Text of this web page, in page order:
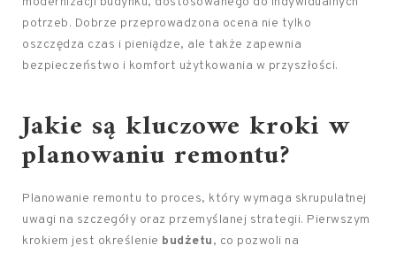
potrzeb. Dobrze przeprowadzona ocena nie tylko
oszczędza czas i pieniądze, ale także zapewnia
bezpieczeństwo i komfort użytkowania w przyszłości.
Jakie są kluczowe kroki w
planowaniu remontu?
Planowanie remontu to proces, który wymaga skrupulatnej
uwagi na szczegóły oraz przemyślanej strategii. Pierwszym
krokiem jest określenie budżetu, co pozwoli na